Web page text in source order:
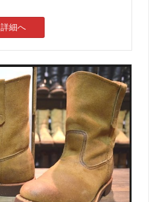
詳細へ